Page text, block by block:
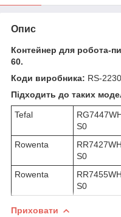
Опис
Контейнер для робота-
60.
Коди виробника: RS-
Підходить до таких
Tefal
S0
Rowenta
S0
Rowenta
S0
Приховати